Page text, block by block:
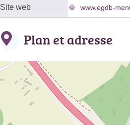
Site web www.egdb-
Plan et adresse